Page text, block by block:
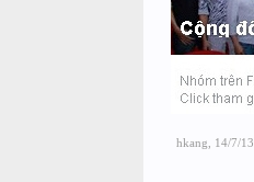
hkang 14/7/13